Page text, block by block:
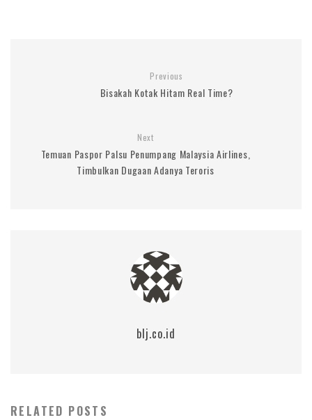
Previous
Bisakah Kotak Hitam Real Time?
Next
Temuan Paspor Palsu Penumpang Malaysia Airlines,
Timbulkan Dugaan Adanya Teroris
blj.co.id
RELATED POSTS